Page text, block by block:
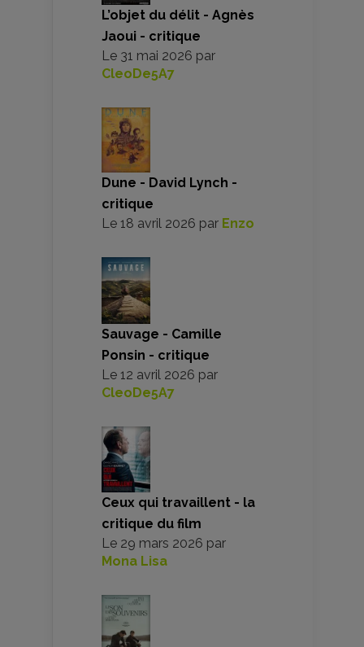
L’objet du délit - Agnès
Jaoui - critique
Le 31 mai 2026 par
CleoDe5A7
Dune - David Lynch -
critique
Le 18 avril 2026 par Enzo
Sauvage - Camille
Ponsin - critique
Le 12 avril 2026 par
CleoDe5A7
Ceux qui travaillent - la
critique du film
Le 29 mars 2026 par
Mona Lisa